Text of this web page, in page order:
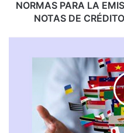
DE
CRÉDITO
NORMAS PARA LA
NOTAS DE
APLICACIÓN
AUTOMÁTICA